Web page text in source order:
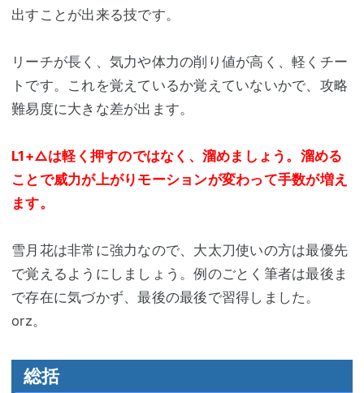
出すことが出来る技です。
リーチが長く、気力や体力の削り値が高く、軽くチー
トです。これを覚えているか覚えていないかで、攻略
難易度に大きな差が出ます。
L1+△は軽く押すのではなく、溜めましょう。溜める
ことで威力が上がりモーションが変わって手数が増え
ます。
雪月花は非常に強力なので、大太刀使いの方は最優先
で覚えるようにしましょう。例のごとく筆者は最後ま
で存在に気づかず、最後の最後で習得しました。
orz。
総括